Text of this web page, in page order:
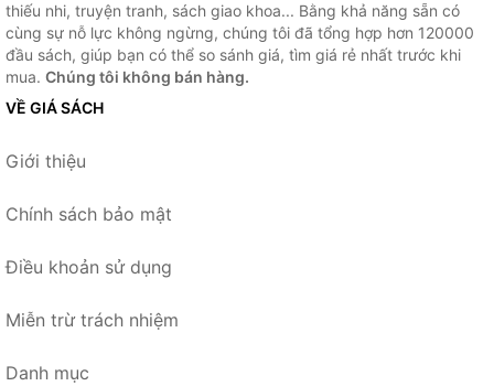
thiếu nhi, truyện tranh, sách giao khoa... Bằng khả năng sẵn có
cùng sự nỗ lực không ngừng, chúng tôi đã tổng hợp hơn 120000
đầu sách, giúp bạn có thể so sánh giá, tìm giá rẻ nhất trước khi
mua. Chúng tôi không bán hàng.
VỀ GIÁ SÁCH
Giới thiệu
Chính sách bảo mật
Điều khoản sử dụng
Miễn trừ trách nhiệm
Danh mục